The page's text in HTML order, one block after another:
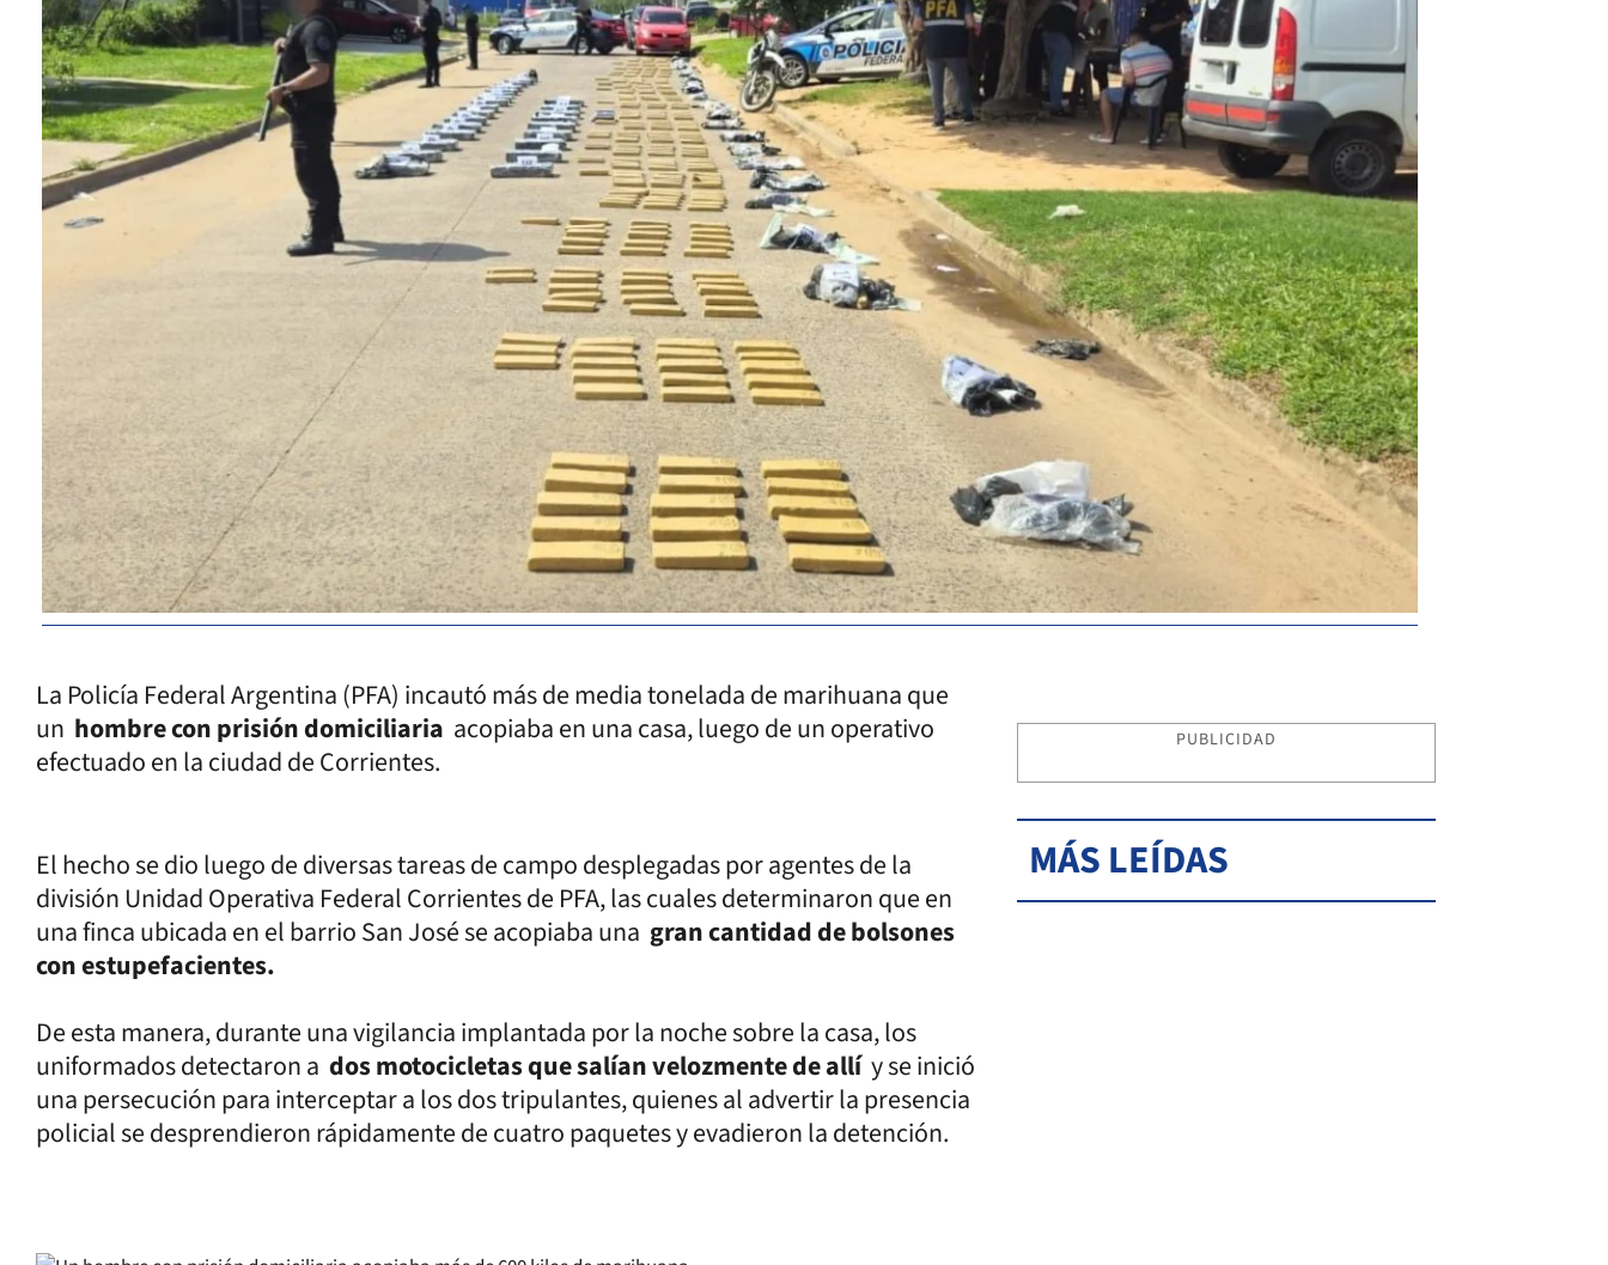
La Policía Federal Argentina (PFA) incautó más de media tonelada de marihuana que
un hombre con prisión domiciliaria acopiaba en una casa, luego de un operativo
efectuado en la ciudad de Corrientes.
El hecho se dio luego de diversas tareas de campo desplegadas por agentes de la
división Unidad Operativa Federal Corrientes de PFA, las cuales determinaron que en
una finca ubicada en el barrio San José se acopiaba una gran cantidad de bolsones
con estupefacientes.
De esta manera, durante una vigilancia implantada por la noche sobre la casa, los
uniformados detectaron a dos motocicletas que salían velozmente de allíy se inició
una persecución para interceptar a los dos tripulantes, quienes al advertir la presencia
policial se desprendieron rápidamente de cuatro paquetes y evadieron la detención.
PUBLICIDAD
MÁS LEÍDAS